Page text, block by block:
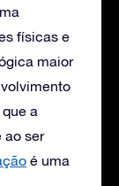
físicas e
maior
a
ao ser
é uma